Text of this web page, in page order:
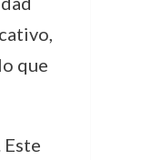
que